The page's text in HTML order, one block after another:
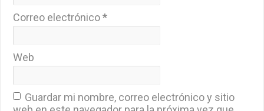
Correo electrónico*
Web
Guardar mi nombre, correo electrónico y sitio